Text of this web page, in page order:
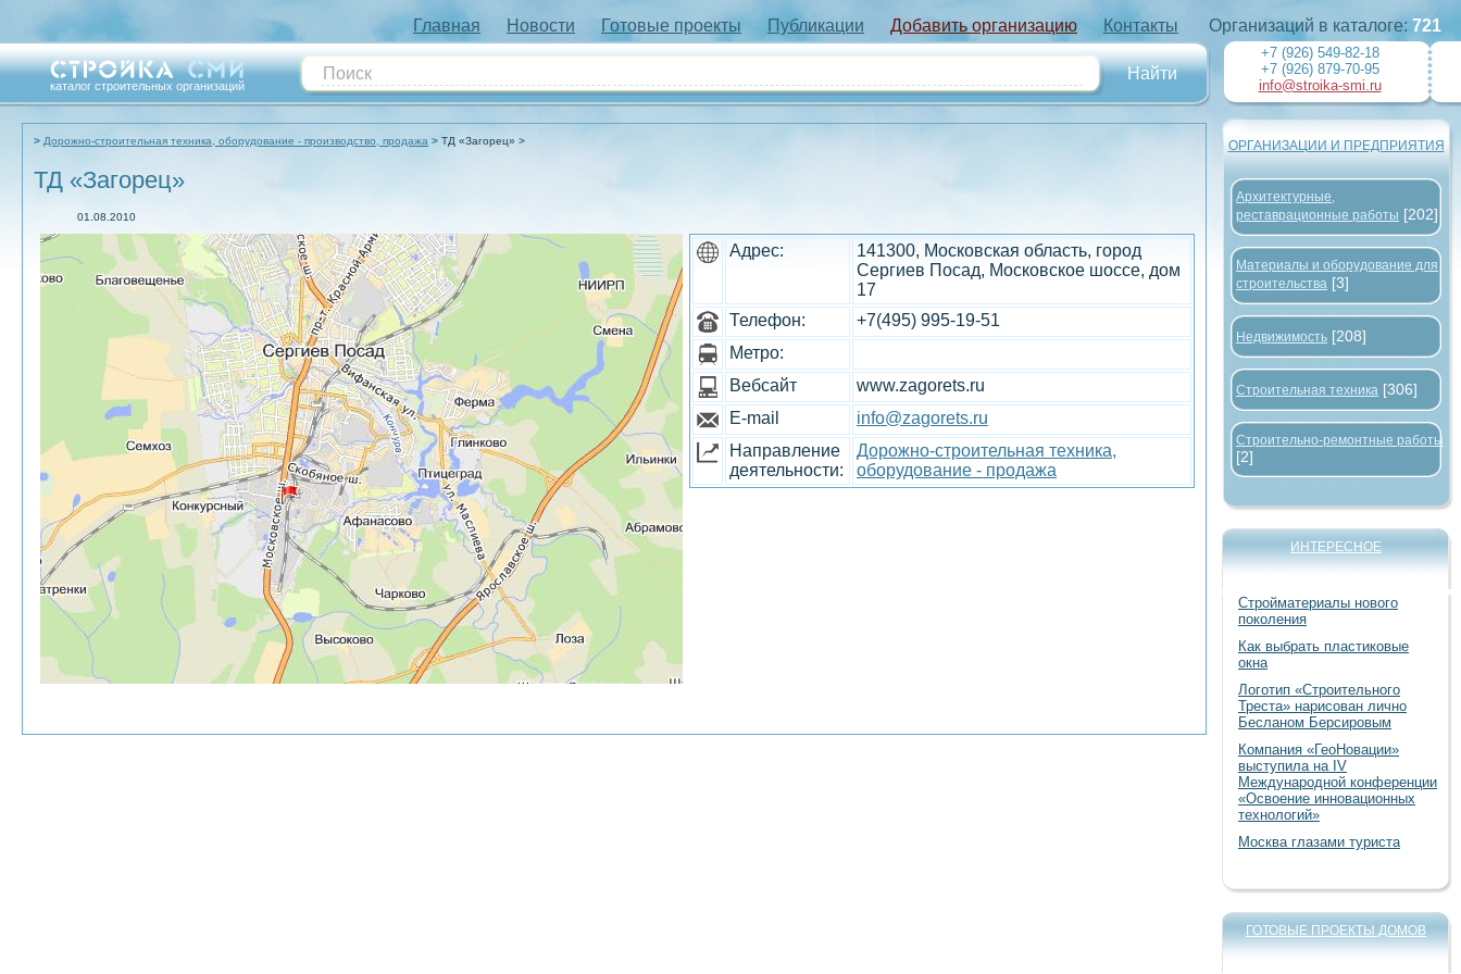
Главная Новости Готовые проекты Публикации Добавить организацию Контакты
каталог строительных организаций
Дорожно-строительная техника, оборудование - производство, продажа ТД «Загорец»
ТД «Загорец»
01.08.2010
Адрес:
141300, Московская область, город
Сергиев Посад, Московское шоссе, дом
17
Телефон:
+7(495) 995-19-51
Метро:
Вебсайт
www.zagorets.ru
E-mail
info@zagorets.ru
Направление
деятельности:
Дорожно-строительная техника,
оборудование - продажа
Организаций в каталоге: 721
+7 (926) 549-82-18
+7 (926) 879-70-95
info@stroika-smi.ru
ОРГАНИЗАЦИИ И ПРЕДПРИЯТИЯ
Архитектурные,
реставрационные работы [202]
Материалы и оборудование для
строительства [3]
Недвижимость [208]
Строительная техника [306]
Строительно-ремонтные работы
[2]
ИНТЕРЕСНОЕ
Стройматериалы нового
поколения
Как выбрать пластиковые
окна
Логотип «Строительного
Треста» нарисован лично
Бесланом Берсировым
Компания «ГеоНовации»
выступила на IV
Международной конференции
«Освоение инновационных
технологий»
Москва глазами туриста
ГОТОВЫЕ ПРОЕКТЫ ДОМОВ